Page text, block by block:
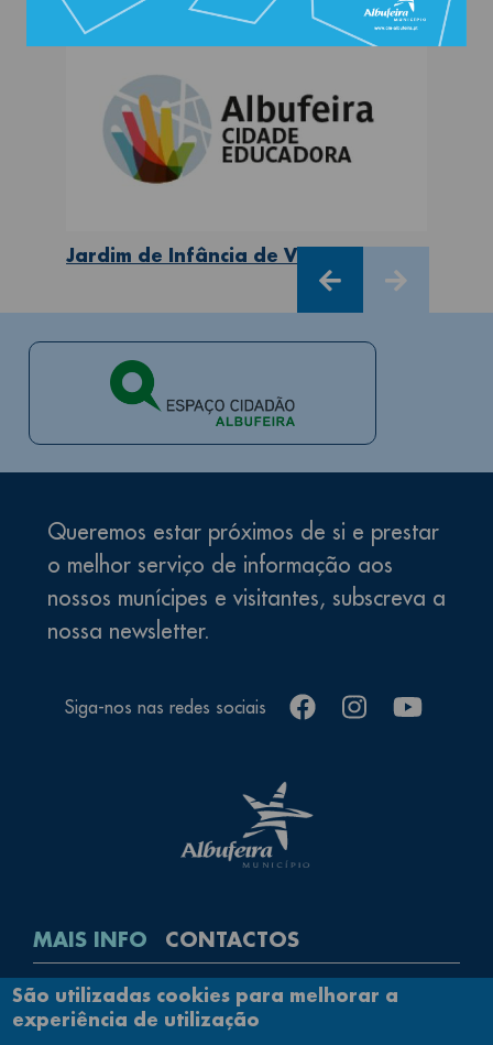
Jardim de Infância da Correira
Jardim de Infância de Vale Pedras
Queremos estar próximos de si e prestar
o melhor serviço de informação aos
nossos munícipes e visitantes, subscreva a
nossa newsletter.
Siga-nos nas redes sociais facebookinstagramyoutube
MAIS INFO CONTACTOS
Rodapé
Contactos
Política de Privacidade
São utilizadas cookies para melhorar a
experiência de utilização